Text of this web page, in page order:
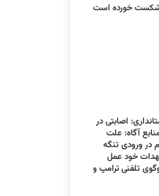
شکست خورده است
اصابتی در
آگاه: علت
در ورودی تنگه
خود عمل
تلفنی ترامپ و